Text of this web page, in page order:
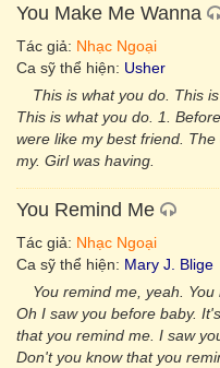
You Make Me Wanna
Tác giả: Nhạc Ngoại
Ca sỹ thể hiện: Usher
This is what you do. This
This is what you do. 1.
were like my best friend.
my. Girl was having.
You Remind Me
Tác giả: Nhạc Ngoại
Ca sỹ thể hiện: Mary J. Blige
You remind me, yeah.
Oh I saw you before baby.
that you remind me. I saw
Don't you know that you